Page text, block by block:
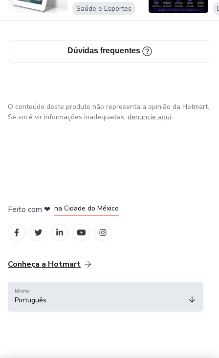
Saúde e Esportes
Dúvidas frequentes
O conteúdo deste produto não representa a opinião da Hotmart.
Se você vir informações inadequadas, denuncie aqui
Feito com ❤ na Cidade do México
Conheça a Hotmart
Idioma
Português